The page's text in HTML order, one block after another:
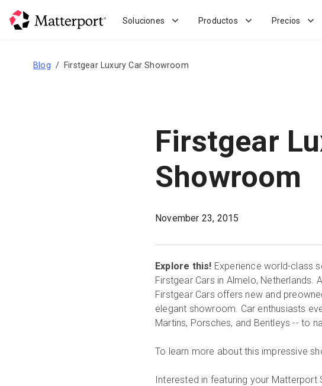
Soluciones Productos Precios
Blog Firstgear Luxury Car Showroom
Firstgear
Showroom
November 23, 2015
Explore this! Experience world-class
Firstgear Cars in Almelo, Netherlands.
Firstgear Cars offers new and
elegant showroom. Car enthusiasts
Martins, Porsches, and Bentleys -- to
To learn more about this impressive
Interested in featuring your Matterport